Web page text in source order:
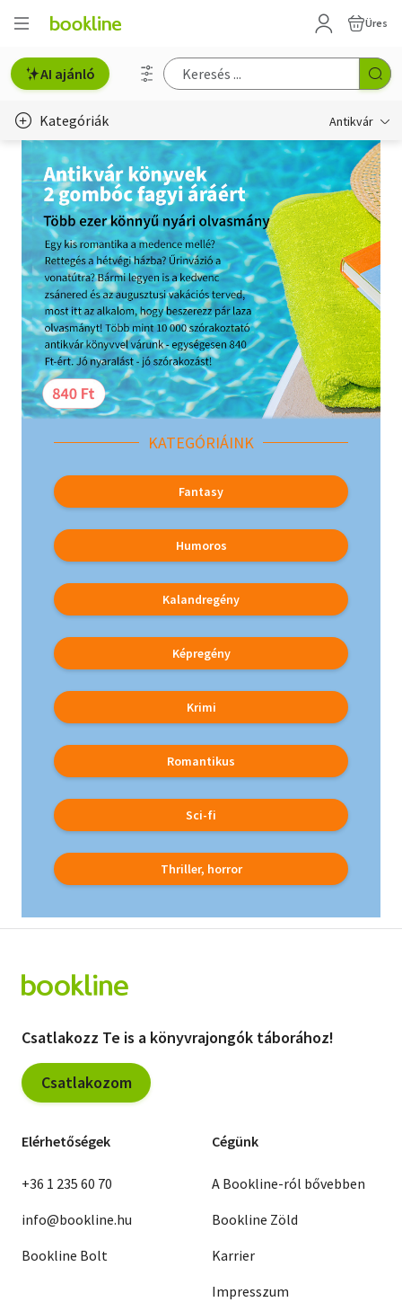
Üres
AI ajánló
Kategóriák Antikvár
Metszet
Régi képeslap
Életmód, egészség
Erotika
Gyermek- és ifjúsági
Hobbi, szabadidő
Idegen nyelvű
Minikönyv
Művészet
Szakkönyv
Tankönyv, segédkönyv
Társadalomtudomány
Természettudomány
Vallás
Egyéb
KATEGÓRIÁINK
Fantasy
Humoros
Kalandregény
Képregény
Krimi
Romantikus
Sci-fi
Thriller, horror
Csatlakozz Te is a könyvrajongók táborához!
Csatlakozom
Elérhetőségek
+36 1 235 60 70
info@bookline.hu
Bookline Bolt
Cégünk
A Bookline-ról bővebben
Bookline Zöld
Karrier
Impresszum